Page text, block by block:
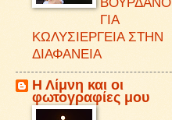
ΓΙΑ
ΚΩΛΥΣΙΕΡΓΕΙΑ ΣΤΗΝ
ΔΙΑΦΑΝΕΙΑ
Η Λίμνη και οι
φωτογραφίες μου